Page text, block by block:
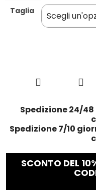
Taglia
Spedizione 24/
Spedizione 7/10
SCONTO DEL